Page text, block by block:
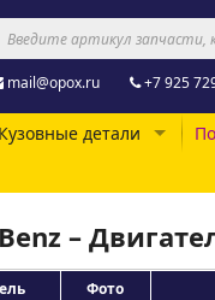
mail@opox.ru +7 925
Кузовные детали
–
Фото